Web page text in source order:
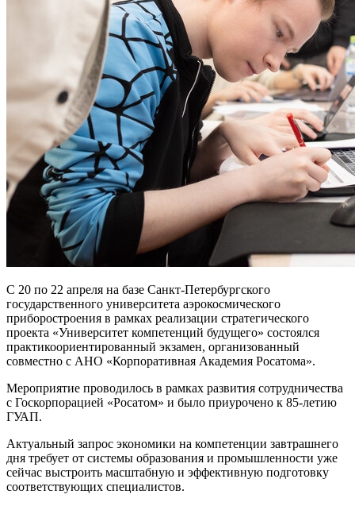
С 20 по 22 апреля на базе Санкт-Петербургского
государственного университета аэрокосмического
приборостроения в рамках реализации стратегического
проекта «Университет компетенций будущего» состоялся
практикоориентированный экзамен, организованный
совместно с АНО «Корпоративная Академия Росатома».
Мероприятие проводилось в рамках развития сотрудничества
с Госкорпорацией «Росатом» и было приурочено к 85-летию
ГУАП.
Актуальный запрос экономики на компетенции завтрашнего
дня требует от системы образования и промышленности уже
сейчас выстроить масштабную и эффективную подготовку
соответствующих специалистов.